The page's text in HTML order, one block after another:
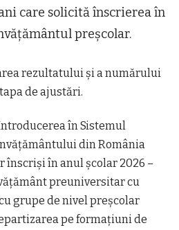
care solicită înscrierea în
preșcolar.
rezultatului și a numărului
de ajustări.
în Sistemul
din România
înscriși în anul școlar 2026 –
preuniversitar cu
grupe de nivel preșcolar
pe formațiuni de